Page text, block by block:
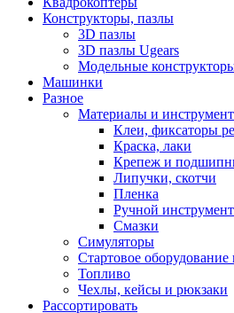
Конструкторы, пазлы
3D пазлы
3D пазлы Ugears
Модельные
Машинки
Разное
Материалы и
Клеи, фиксаторы
Краска, лаки
Крепеж и
Липучки, скотчи
Пленка
Ручной инструмент
Смазки
Симуляторы
Стартовое оборудование
Топливо
Чехлы, кейсы и рюкзаки
Рассортировать